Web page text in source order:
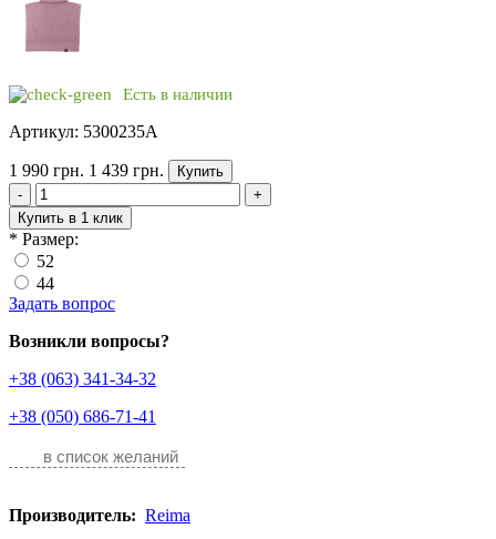
Есть в наличии
Артикул: 5300235A
1 990 грн. 1 439 грн.
Купить
-
+
Купить в 1 клик
* Размер:
52
44
Задать вопрос
Возникли вопросы?
+38 (063) 341-34-32
+38 (050) 686-71-41
в список желаний
Производитель: Reima